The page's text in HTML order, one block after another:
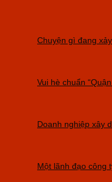
Chuyện gì đang
Vui hè chuẩn
Doanh nghiệp xây
Một lãnh đạo công